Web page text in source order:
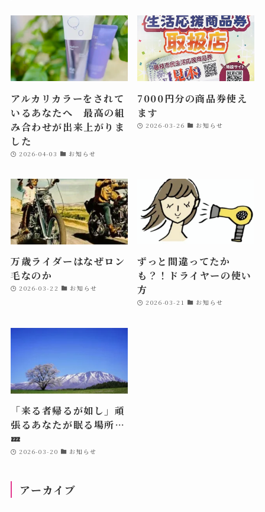
アルカリカラーをされて
いるあなたへ 最高の組
み合わせが出来上がりま
した
2026-04-03 お知らせ
7000円分の商品券使え
ます
2026-03-26 お知らせ
万歳ライダーはなぜロン
毛なのか
2026-03-22 お知らせ
ずっと間違ってたか
も？！ドライヤーの使い
方
2026-03-21 お知らせ
「来る者帰るが如し」頑
張るあなたが眠る場所…
💤
2026-03-20 お知らせ
アーカイブ